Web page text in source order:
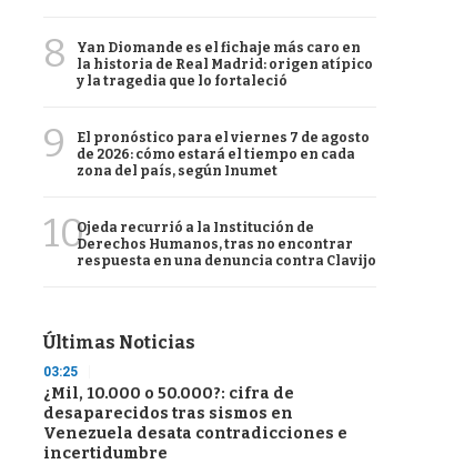
8
Yan Diomande es el fichaje más caro en
la historia de Real Madrid: origen atípico
y la tragedia que lo fortaleció
9
El pronóstico para el viernes 7 de agosto
de 2026: cómo estará el tiempo en cada
zona del país, según Inumet
10Ojeda recurrió a la Institución de
Derechos Humanos, tras no encontrar
respuesta en una denuncia contra Clavijo
Últimas Noticias
03:25
¿Mil, 10.000 o 50.000?: cifra de
desaparecidos tras sismos en
Venezuela desata contradicciones e
incertidumbre